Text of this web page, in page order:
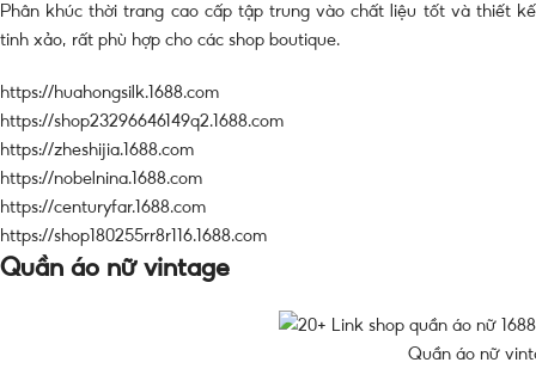
Phân khúc thời trang cao cấp tập trung vào chất liệu tốt và thiết kế
tinh xảo, rất phù hợp cho các shop boutique.
https://huahongsilk.1688.com
https://shop23296646149q2.1688.com
https://zheshijia.1688.com
https://nobelnina.1688.com
https://centuryfar.1688.com
https://shop180255rr8r116.1688.com
Quần áo nữ vintage
Quần áo nữ